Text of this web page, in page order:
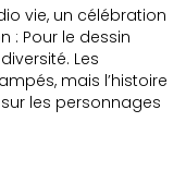
vie, un célébration
: Pour le dessin
Les
mais l’histoire
les personnages